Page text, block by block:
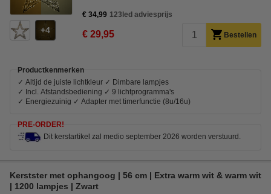
4
€ 34,99 123led adviesprijs
€ 29,95 Bestellen
Productkenmerken
✓ Altijd de juiste lichtkleur ✓ Dimbare lampjes
✓ Incl. Afstandsbediening ✓ 9 lichtprogramma's
✓ Energiezuinig ✓ Adapter met timerfunctie (8u/16u)
PRE-ORDER!
Dit kerstartikel zal medio september 2026 worden verstuurd.
Kerstster met ophangoog | 56 cm | Extra warm wit & warm wit
| 1200 lampjes | Zwart